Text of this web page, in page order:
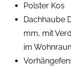
Polster Kos
Dachhaube
mm, mit
im